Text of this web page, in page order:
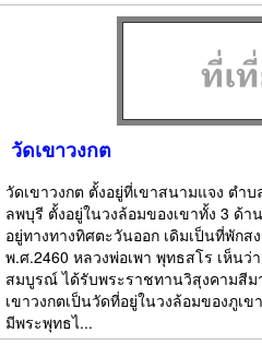
วัดเขาวงกต
วัดเขาวงกต ตั้งอยู่ที่เขาสนามแจง ตำ
ลพบุรี ตั้งอยู่ในวงล้อมของเขาทั้ง 3 ด้า
อยู่ทางทางทิศตะวันออก เดิมเป็นที่พักส
พ.ศ.2460 หลวงพ่อเพา พุทธสโร เห็นว่
สมบูรณ์ ได้รับพระราชทานวิสุงคามสีม
เขาวงกตเป็นวัดที่อยู่ในวงล้อมของภูเ
มีพระพุทธไ...